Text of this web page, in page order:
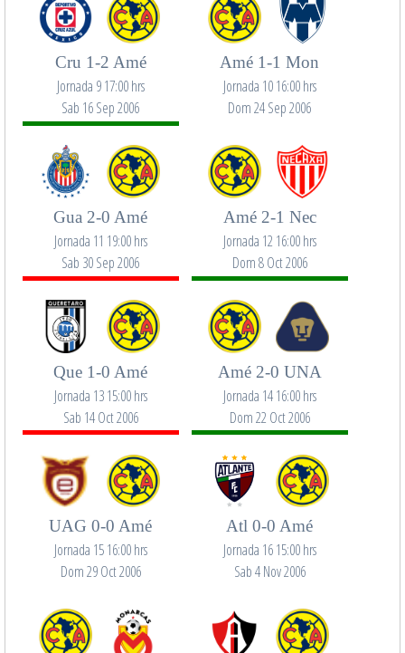
Cru 1-2 Amé
Jornada 9 17:00 hrs
Sab 16 Sep 2006
Amé 1-1 Mon
Jornada 10 16:00 hrs
Dom 24 Sep 2006
Gua 2-0 Amé
Jornada 11 19:00 hrs
Sab 30 Sep 2006
Amé 2-1 Nec
Jornada 12 16:00 hrs
Dom 8 Oct 2006
Que 1-0 Amé
Jornada 13 15:00 hrs
Sab 14 Oct 2006
Amé 2-0 UNA
Jornada 14 16:00 hrs
Dom 22 Oct 2006
UAG 0-0 Amé
Jornada 15 16:00 hrs
Dom 29 Oct 2006
Atl 0-0 Amé
Jornada 16 15:00 hrs
Sab 4 Nov 2006